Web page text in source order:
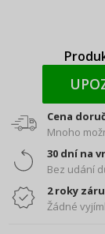
Cena
Mnoho
30 dní na
Bez udání
2 roky
Žádné